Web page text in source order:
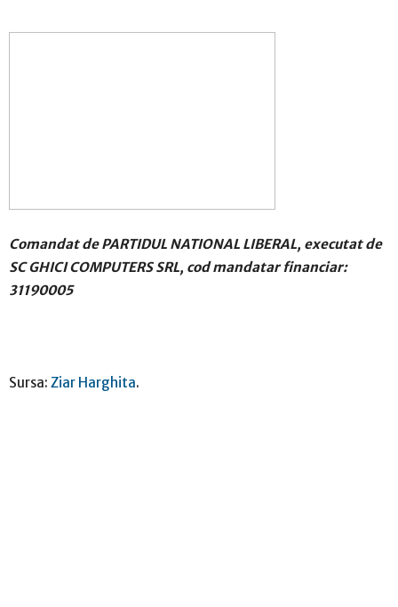
Comandat de PARTIDUL NATIONAL LIBERAL, executat de
SC GHICI COMPUTERS SRL, cod mandatar financiar:
31190005
Sursa: Ziar Harghita.